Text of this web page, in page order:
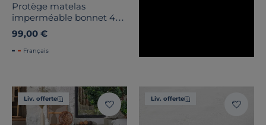
Protège matelas
imperméable bonnet 40
cm Fernand
99,00 €
Français
Liv. offerte Liv. offerte